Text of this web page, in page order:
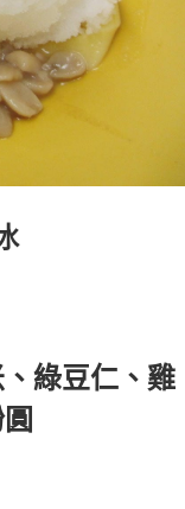
綠豆仁、雞